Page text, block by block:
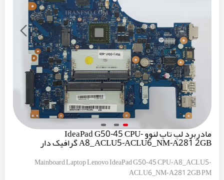
مادربرد لپ تاپ لنوو IdeaPad G50-45 CPU-
A8_ACLU5-ACLU6_NM-A281 2GB گرافیک دار
Mainboard Laptop Lenovo IdeaPad G50-45 CPU-A8_ACLU5-
ACLU6_NM-A281 2GB PM